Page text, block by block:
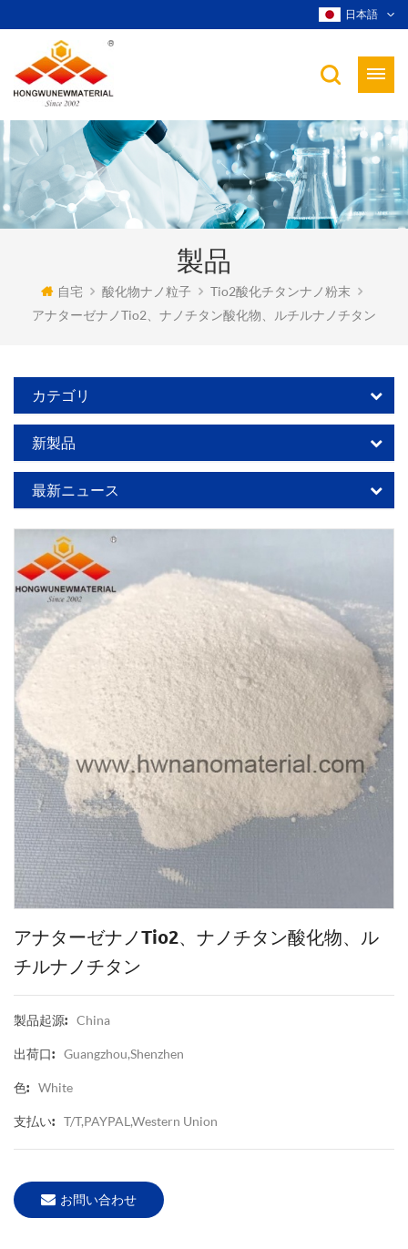
日本語
製品
自宅 酸化物ナノ粒子
Tio2酸化チタンナノ粉末
アナターゼナノtio2、ナノチタン酸化物、ルチルナノチタン
カテゴリ
新製品
最新ニュース
アナターゼナノtio2、ナノチタン酸化物、ル
チルナノチタン
製品起源: China
出荷口: Guangzhou,Shenzhen
色: White
支払い: T/T,PAYPAL,Western Union
お問い合わせ